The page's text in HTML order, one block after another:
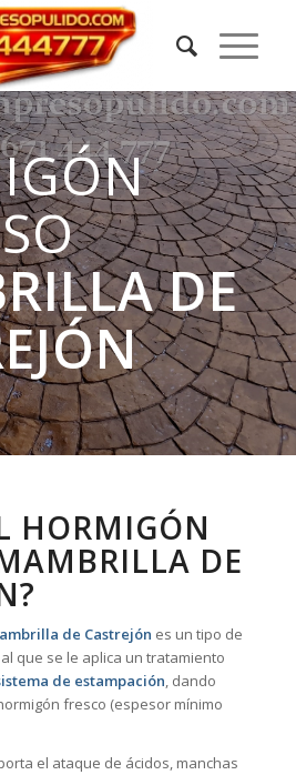
DE
HORMIGÓN
DE
de Castrejón es un tipo de
que se le aplica un tratamiento
de estampación, dando
fresco (espesor mínimo
el ataque de ácidos, manchas